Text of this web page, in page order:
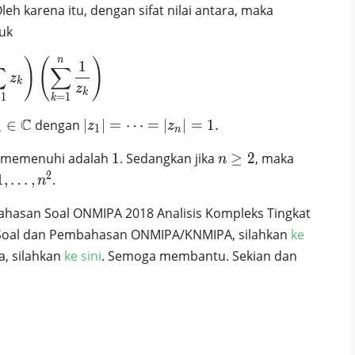
karena itu, dengan sifat nilai antara, maka
\left( \sum_{k = 1} ^{n} z_k\right) \left(
1
zk )( k=1
∑
n
zk
1 )
∈ C dengan |z_1|
\cdots
= 1.
∣z1 = ⋯ = ∣zn = 1.
adalah 1
1. Sedangkan jika n
n ≥ 2, maka
, … , n2.
Soal ONMIPA 2018 Analisis Kompleks Tingkat
dan Pembahasan ONMIPA/KNMIPA, silahkan ke
silahkan ke sini. Semoga membantu. Sekian dan